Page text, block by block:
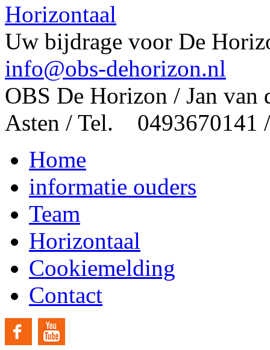
Horizontaal
Uw bijdrage voor De
info@obs-dehorizon.nl
OBS De Horizon / Jan van
Asten / Tel. 0493670141
Home
informatie ouders
Team
Horizontaal
Cookiemelding
Contact